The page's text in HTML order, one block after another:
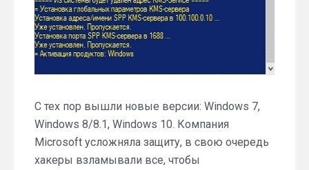
С тех пор вышли новые версии: Windows 7,
Windows 8/8.1, Windows 10. Компания
Microsoft усложняла защиту, в свою очередь
хакеры взламывали все, чтобы